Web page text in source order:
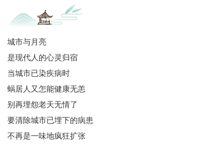
笺
文
民
主
与
城市与月亮
是现代人的心灵归宿
当城市已染疾病时
蜗居人又怎能健康无恙
别再埋怨老天无情了
要清除城市已埋下的病患
不再是一味地疯狂扩张